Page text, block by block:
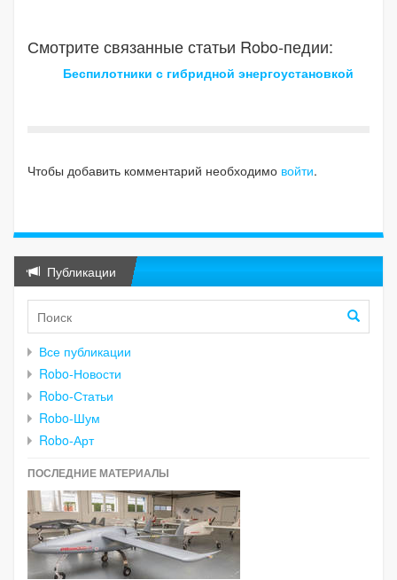
Смотрите связанные статьи Robo-педии:
Беспилотники с гибридной энергоустановкой
Чтобы добавить комментарий необходимо войти.
Публикации
Все публикации
Robo-Новости
Robo-Статьи
Robo-Шум
Robo-Арт
ПОСЛЕДНИЕ МАТЕРИАЛЫ